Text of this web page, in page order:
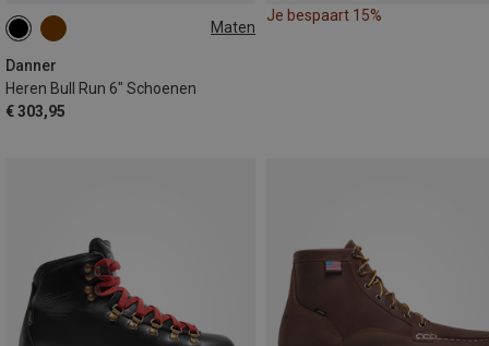
Maten
Danner
Heren Bull Run 6" Schoenen
€ 303,95
41.5
44
44.5
Je bespaart 15%